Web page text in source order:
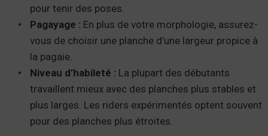
pour tenir des poses.
Pagayage : En plus de votre morphologie, assurez-
vous de choisir une planche d’une largeur propice à
la pagaie.
Niveau d’habileté : La plupart des débutants
travaillent mieux avec des planches plus stables et
plus larges. Les riders expérimentés optent souvent
pour des planches plus étroites.